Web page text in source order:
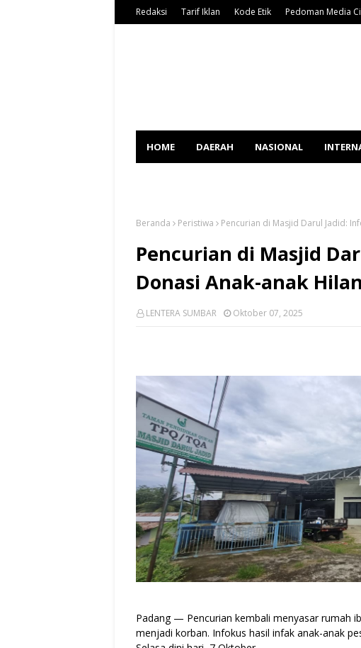
Redaksi Tarif Iklan Kode Etik Pedoman Media
HOME DAERAH NASIONAL
Beranda Peristiwa Pencurian di Masjid Darul Jadid:
Pencurian di Masjid
Donasi Anak-anak
LENTERA SUMBAR Oktober 07, 2025
Padang — Pencurian kembali menyasar rumah
menjadi korban. Infokus hasil infak anak-anak